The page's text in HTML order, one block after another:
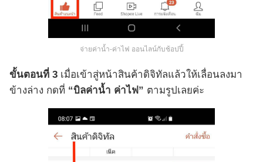
จ่ายค่าน้ำ-ค่าไฟ ออนไลน์กับช้อปปี้
ขั้นตอนที่ 3 เมื่อเข้าสู่หน้าสินค้าดิจิทัลแล้วให้เลื่อนลงมา
ข้างล่าง กดที่ “บิลค่าน้ำ ค่าไฟ” ตามรูปเลยค่ะ